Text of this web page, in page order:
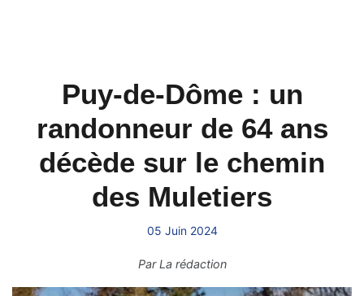
Puy-de-Dôme : un
randonneur de 64 ans
décède sur le chemin
des Muletiers
05 Juin 2024
ParLa rédaction